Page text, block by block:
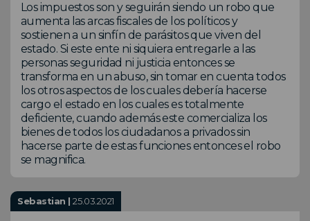
Los impuestos son y seguirán siendo un robo que
aumenta las arcas fiscales de los políticos y
sostienen a un sinfín de parásitos que viven del
estado. Si este ente ni siquiera entregarle a las
personas seguridad ni justicia entonces se
transforma en un abuso, sin tomar en cuenta todos
los otros aspectos de los cuales debería hacerse
cargo el estado en los cuales es totalmente
deficiente, cuando además este comercializa los
bienes de todos los ciudadanos a privados sin
hacerse parte de estas funciones entonces el robo
se magnifica.
Sebastian |25.03.2021